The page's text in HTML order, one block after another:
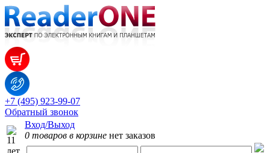
+7 (495) 923-99-07
Обратный звонок
Вход/Выход
0 товаров в корзине нет заказов